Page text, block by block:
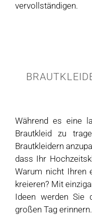
vervollständigen.
Während es eine
Brautkleid zu
Brautkleidern
dass Ihr
Warum nicht Ihren
kreieren? Mit
Ideen werden Sie
großen Tag erinnern.